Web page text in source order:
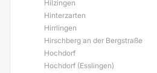
Hilzingen
Hinterzarten
Hirrlingen
Hirschberg an der Bergstraße
Hochdorf
Hochdorf (Esslingen)